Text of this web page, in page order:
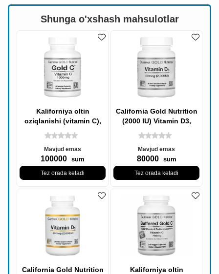
Shunga o'xshash mahsulotlar
Kaliforniya oltin
oziqlanishi (vitamin C),
oltin C, USP darajasidagi
oltin
Mavjud emas
100000 sum
Tez orada keladi
California Gold Nutrition
(2000 IU) Vitamin D3,
Vitamin D3, 50 mkg, 90
Baliq
Mavjud emas
80000 sum
Tez orada keladi
California Gold Nutrition
Kaliforniya oltin